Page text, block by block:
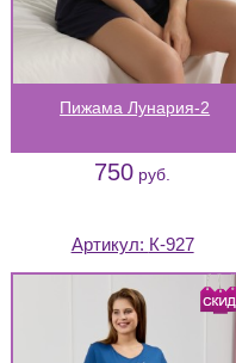
Пижама Лунария-2
750 руб.
Артикул: К-927